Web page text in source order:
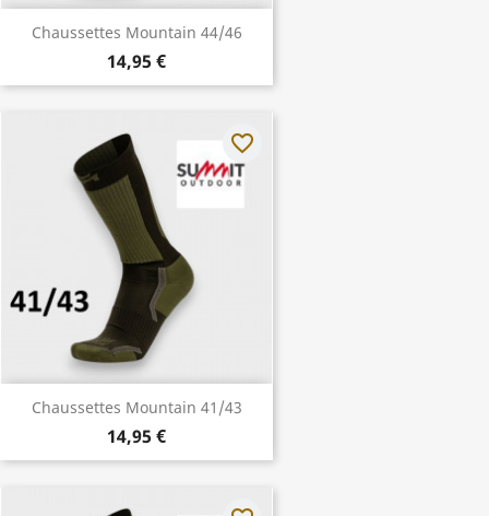
Chaussettes Mountain 44/46
14,95 €
Chaussettes Mountain 41/43
14,95 €
favorite_border